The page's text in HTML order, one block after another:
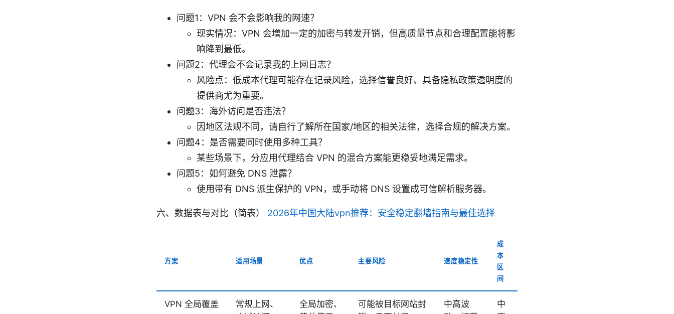
问题1：VPN 会不会影响我的网速？
现实情况：VPN 会增加一定的加密与转发开销，但高质量节点和合理配置能将影
响降到最低。
问题2：代理会不会记录我的上网日志？
风险点：低成本代理可能存在记录风险，选择信誉良好、具备隐私政策透明度的
提供商尤为重要。
问题3：海外访问是否违法？
因地区法规不同，请自行了解所在国家/地区的相关法律，选择合规的解决方案。
问题4：是否需要同时使用多种工具？
某些场景下，分应用代理结合 VPN 的混合方案能更稳妥地满足需求。
问题5：如何避免 DNS 泄露？
使用带有 DNS 派生保护的 VPN，或手动将 DNS 设置成可信解析服务器。
六、数据表与对比（简表） 2026年中国大陆vpn推荐：安全稳定翻墙指南与最佳选择
方案 适用场景 优点 主要风险 速度稳定性
成
本
区
间
VPN 全局覆盖
常规上网、
全局加密、
可能被目标网站封
中高波
中